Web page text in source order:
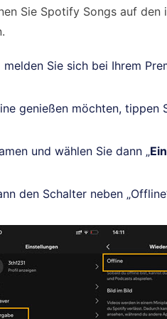
Sie Spotify Songs auf den
Sie sich bei Ihrem
genießen möchten, tippen
und wählen Sie dann „
den Schalter neben